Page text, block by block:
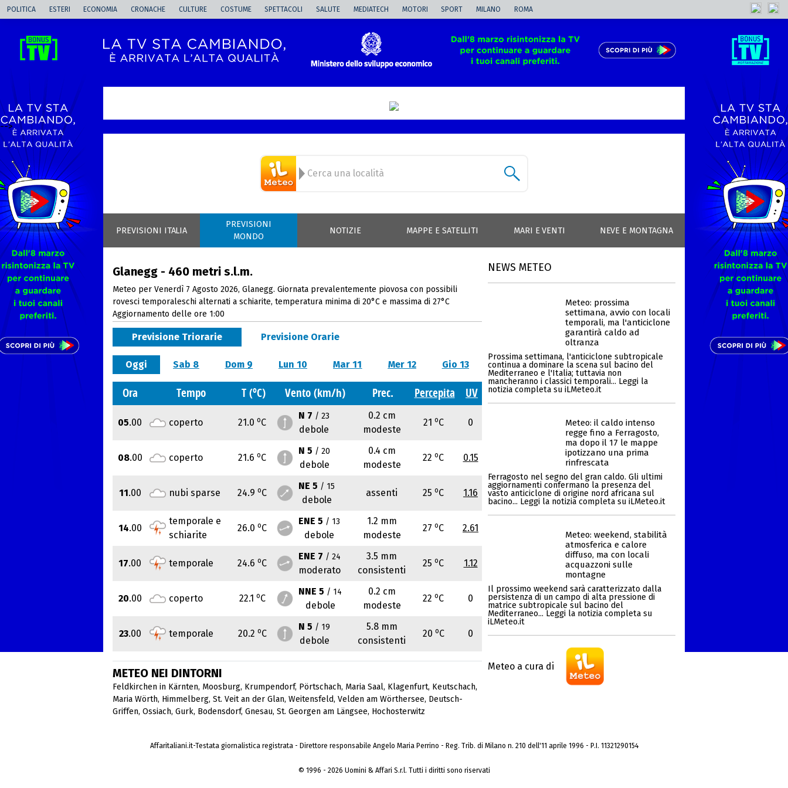
POLITICA ESTERI ECONOMIA CRONACHE CULTURE COSTUME SPETTACOLI SALUTE MEDIATECH MOTORI SPORT MILANO ROMA
-->
PREVISIONI ITALIA
PREVISIONI
MONDO
NOTIZIE MAPPE E SATELLITI MARI E VENTI NEVE E MONTAGNA
Glanegg - 460 metri s.l.m.
Meteo per Venerdì 7 Agosto 2026, Glanegg. Giornata prevalentemente piovosa con possibili
rovesci temporaleschi alternati a schiarite, temperatura minima di 20°C e massima di 27°C
Aggiornamento delle ore 1:00
Previsione Triorarie Previsione Orarie
Oggi Sab 8 Dom 9 Lun 10 Mar 11 Mer 12 Gio 13
Ora Tempo T (oC) Vento (km/h) Prec. Percepita UV
05.00 coperto 21.0 oC
N 7 / 23
debole
0.2 cm
modeste
21 oC 0
08.00 coperto 21.6 oC
N 5 / 20
debole
0.4 cm
modeste
22 oC 0.15
11.00 nubi sparse 24.9 oC
NE 5 / 15
debole
assenti 25 oC 1.16
14.00
temporale e
schiarite
26.0 oC
ENE 5 / 13
debole
1.2 mm
modeste
27 oC 2.61
17.00 temporale 24.6 oC
ENE 7 / 24
moderato
3.5 mm
consistenti
25 oC 1.12
20.00 coperto 22.1 oC
NNE 5 / 14
debole
0.2 cm
modeste
22 oC 0
23.00 temporale 20.2 oC
N 5 / 19
debole
5.8 mm
consistenti
20 oC 0
METEO NEI DINTORNI
Feldkirchen in Kärnten, Moosburg, Krumpendorf, Pörtschach, Maria Saal, Klagenfurt, Keutschach,
Maria Wörth, Himmelberg, St. Veit an der Glan, Weitensfeld, Velden am Wörthersee, Deutsch-
Griffen, Ossiach, Gurk, Bodensdorf, Gnesau, St. Georgen am Längsee, Hochosterwitz
NEWS METEO
Meteo: prossima
settimana, avvio con locali
temporali, ma l'anticiclone
garantirà caldo ad
oltranza
Prossima settimana, l'anticiclone subtropicale
continua a dominare la scena sul bacino del
Mediterraneo e l'Italia; tuttavia non
mancheranno i classici temporali... Leggi la
notizia completa su iLMeteo.it
Meteo: il caldo intenso
regge fino a Ferragosto,
ma dopo il 17 le mappe
ipotizzano una prima
rinfrescata
Ferragosto nel segno del gran caldo. Gli ultimi
aggiornamenti confermano la presenza del
vasto anticiclone di origine nord africana sul
bacino... Leggi la notizia completa su iLMeteo.it
Meteo: weekend, stabilità
atmosferica e calore
diffuso, ma con locali
acquazzoni sulle
montagne
Il prossimo weekend sarà caratterizzato dalla
persistenza di un campo di alta pressione di
matrice subtropicale sul bacino del
Mediterraneo... Leggi la notizia completa su
iLMeteo.it
Meteo a cura di
Affaritaliani.it-Testata giornalistica registrata - Direttore responsabile Angelo Maria Perrino - Reg. Trib. di Milano n. 210 dell'11 aprile 1996 - P.I. 11321290154
© 1996 - 2026 Uomini & Affari S.r.l. Tutti i diritti sono riservati